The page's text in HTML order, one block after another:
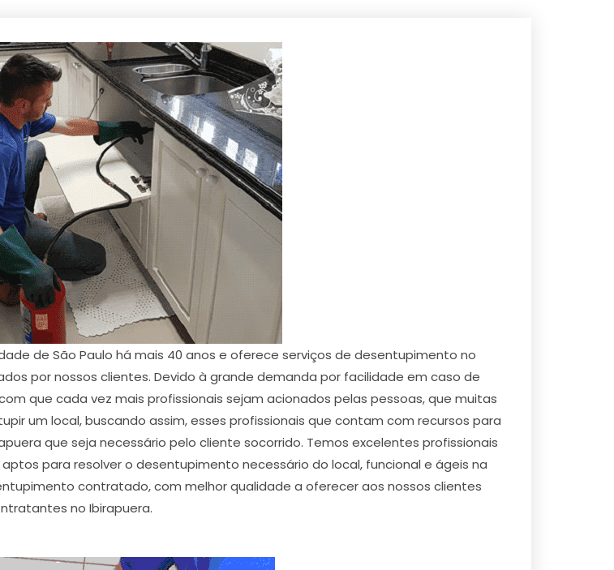
de São Paulo há mais 40 anos e oferece serviços de desentupimento no
por nossos clientes. Devido à grande demanda por facilidade em caso de
que cada vez mais profissionais sejam acionados pelas pessoas, que muitas
um local, buscando assim, esses profissionais que contam com recursos para
que seja necessário pelo cliente socorrido. Temos excelentes profissionais
para resolver o desentupimento necessário do local, funcional e ágeis na
contratado, com melhor qualidade a oferecer aos nossos clientes
no Ibirapuera.